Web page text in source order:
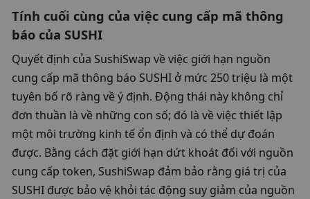
Tính cuối cùng của việc cung cấp mã thông
báo của SUSHI
Quyết định của SushiSwap về việc giới hạn nguồn
cung cấp mã thông báo SUSHI ở mức 250 triệu là một
tuyên bố rõ ràng về ý định. Động thái này không chỉ
đơn thuần là về những con số; đó là về việc thiết lập
một môi trường kinh tế ổn định và có thể dự đoán
được. Bằng cách đặt giới hạn dứt khoát đối với nguồn
cung cấp token, SushiSwap đảm bảo rằng giá trị của
SUSHI được bảo vệ khỏi tác động suy giảm của nguồn